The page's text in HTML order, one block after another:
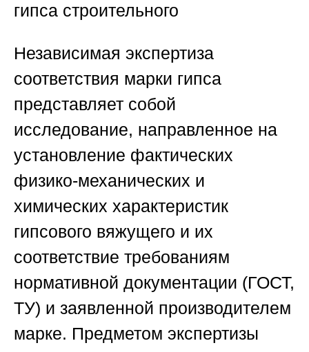
гипса строительного
Независимая экспертиза
соответствия марки гипса
представляет собой
исследование, направленное на
установление фактических
физико-механических и
химических характеристик
гипсового вяжущего и их
соответствие требованиям
нормативной документации (ГОСТ,
ТУ) и заявленной производителем
марке. Предметом экспертизы